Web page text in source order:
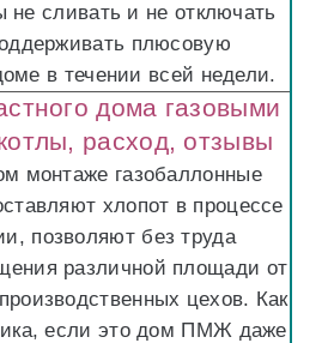
не сливать и не отключать
плюсовую
в течении всей недели.
дома газовыми
расход, отзывы
монтаже газобаллонные
хлопот в процессе
позволяют без труда
различной площади от
цехов. Как
если это дом ПМЖ даже